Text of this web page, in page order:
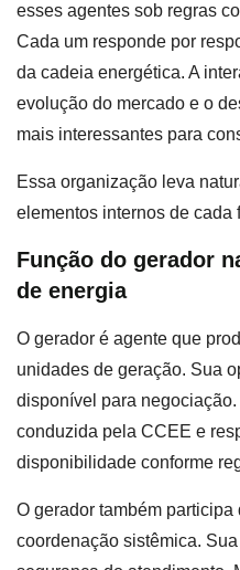
esses agentes sob regras
Cada um responde por
da cadeia energética. A
evolução do mercado e o
mais interessantes para
Essa organização leva
elementos internos de cada
Função do gerador
de energia
O gerador é agente que
unidades de geração. Sua
disponível para
conduzida pela CCEE e
disponibilidade conforme
O gerador também
coordenação sistêmica.